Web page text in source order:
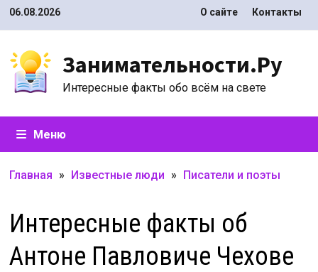
Перейти
06.08.2026 О сайте Контакты
Занимательности.Ру
Интересные факты обо всём на свете
Меню
Главная » Известные люди » Писатели и поэты
Интересные факты об
Антоне Павловиче Чехове